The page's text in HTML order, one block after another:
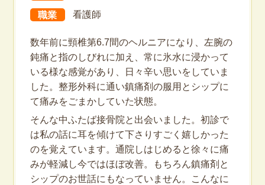
職業 看護師
数年前に頸椎第6.7間のヘルニアになり、左腕の
鈍痛と指のしびれに加え、常に氷水に浸かって
いる様な感覚があり、日々辛い思いをしていま
した。整形外科に通い鎮痛剤の服用とシップに
て痛みをごまかしていた状態。
そんな中ふたば接骨院と出会いました。初診で
は私の話に耳を傾けて下さりすごく嬉しかった
のを覚えています。通院しはじめると徐々に痛
みが軽減し今ではほぼ改善。もちろん鎮痛剤と
シップのお世話にもなっていません。こんなに